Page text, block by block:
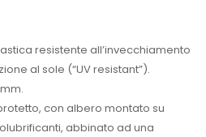
resistente all’invecchiamento
al sole (“UV resistant”).
con albero montato su
abbinato ad una